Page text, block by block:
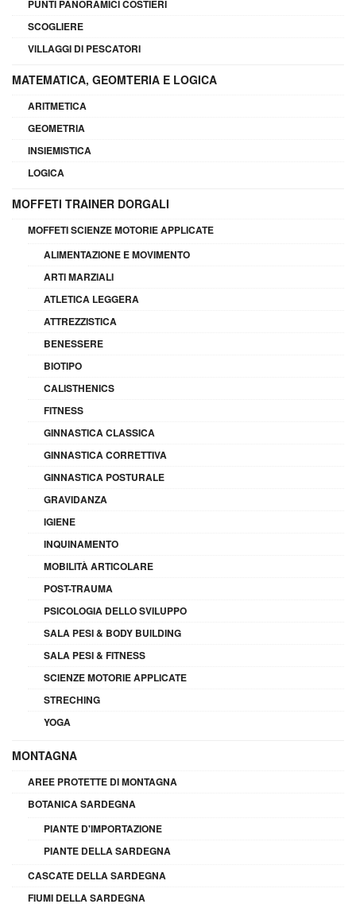
PUNTI PANORAMICI COSTIERI
SCOGLIERE
VILLAGGI DI PESCATORI
MATEMATICA, GEOMTERIA E LOGICA
ARITMETICA
GEOMETRIA
INSIEMISTICA
LOGICA
MOFFETI TRAINER DORGALI
MOFFETI SCIENZE MOTORIE APPLICATE
ALIMENTAZIONE E MOVIMENTO
ARTI MARZIALI
ATLETICA LEGGERA
ATTREZZISTICA
BENESSERE
BIOTIPO
CALISTHENICS
FITNESS
GINNASTICA CLASSICA
GINNASTICA CORRETTIVA
GINNASTICA POSTURALE
GRAVIDANZA
IGIENE
INQUINAMENTO
MOBILITÀ ARTICOLARE
POST-TRAUMA
PSICOLOGIA DELLO SVILUPPO
SALA PESI & BODY BUILDING
SALA PESI & FITNESS
SCIENZE MOTORIE APPLICATE
STRECHING
YOGA
MONTAGNA
AREE PROTETTE DI MONTAGNA
BOTANICA SARDEGNA
PIANTE D'IMPORTAZIONE
PIANTE DELLA SARDEGNA
CASCATE DELLA SARDEGNA
FIUMI DELLA SARDEGNA